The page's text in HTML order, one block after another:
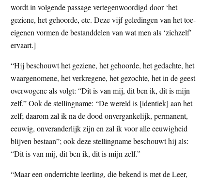
wordt in volgende passage vertegenwoordigd door ‘het
geziene, het gehoorde, etc. Deze vijf geledingen van het toe-
eigenen vormen de bestanddelen van wat men als ‘zichzelf’
ervaart.]
“Hij beschouwt het geziene, het gehoorde, het gedachte, het
waargenomene, het verkregene, het gezochte, het in de geest
overwogene als volgt: “Dit is van mij, dit ben ik, dit is mijn
zelf.” Ook de stellingname: “De wereld is [identiek] aan het
zelf; daarom zal ik na de dood onvergankelijk, permanent,
eeuwig, onveranderlijk zijn en zal ik voor alle eeuwigheid
blijven bestaan”; ook deze stellingname beschouwt hij als:
“Dit is van mij, dit ben ik, dit is mijn zelf.”
“Maar een onderrichte leerling, die bekend is met de Leer,